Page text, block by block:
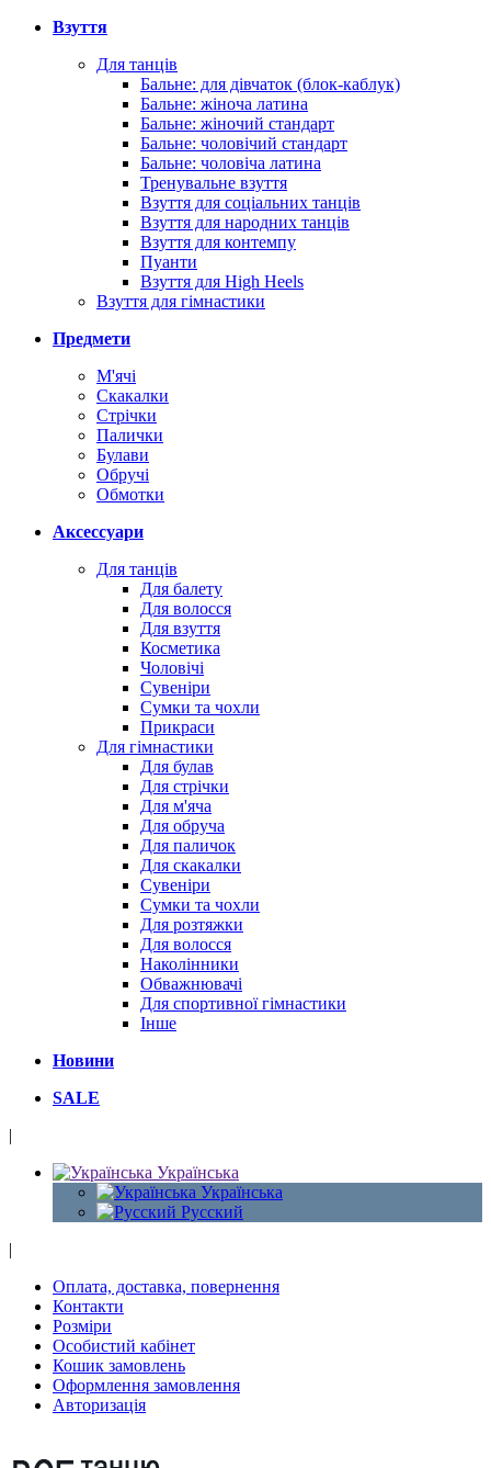
Взуття
Для танців
Бальне: для дівчаток (блок-каблук)
Бальне: жіноча латина
Бальне: жіночий стандарт
Бальне: чоловічий стандарт
Бальне: чоловіча латина
Тренувальне взуття
Взуття для соціальних танців
Взуття для народних танців
Взуття для контемпу
Пуанти
Взуття для High Heels
Взуття для гімнастики
Предмети
М'ячі
Скакалки
Стрічки
Палички
Булави
Обручі
Обмотки
Аксессуари
Для танців
Для балету
Для волосся
Для взуття
Косметика
Чоловічі
Сувеніри
Сумки та чохли
Прикраси
Для гімнастики
Для булав
Для стрічки
Для м'яча
Для обруча
Для паличок
Для скакалки
Сувеніри
Сумки та чохли
Для розтяжки
Для волосся
Наколінники
Обважнювачі
Для спортивної гімнастики
Інше
Новини
SALE
|
Українська
Українська
Русский
|
Оплата, доставка, повернення
Контакти
Розміри
Особистий кабінет
Кошик замовлень
Оформлення замовлення
Авторизація